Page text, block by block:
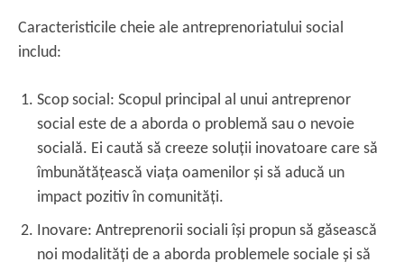
Caracteristicile cheie ale antreprenoriatului social
includ:
Scop social: Scopul principal al unui antreprenor
social este de a aborda o problemă sau o nevoie
socială. Ei caută să creeze soluții inovatoare care să
îmbunătățească viața oamenilor și să aducă un
impact pozitiv în comunități.
Inovare: Antreprenorii sociali își propun să găsească
noi modalități de a aborda problemele sociale și să